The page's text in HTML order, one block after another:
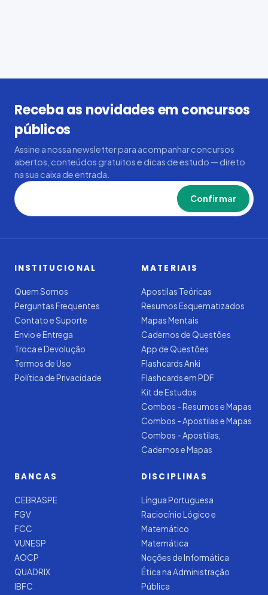
Receba as novidades em concursos
públicos
Assine a nossa newsletter para acompanhar concursos
abertos, conteúdos gratuitos e dicas de estudo — direto
na sua caixa de entrada.
Confirmar
INSTITUCIONAL
Quem Somos
Perguntas Frequentes
Contato e Suporte
Envio e Entrega
Troca e Devolução
Termos de Uso
Política de Privacidade
MATERIAIS
Apostilas Teóricas
Resumos Esquematizados
Mapas Mentais
Cadernos de Questões
App de Questões
Flashcards Anki
Flashcards em PDF
Kit de Estudos
Combos - Resumos e Mapas
Combos - Apostilas e Mapas
Combos - Apostilas,
Cadernos e Mapas
BANCAS
CEBRASPE
FGV
FCC
VUNESP
AOCP
QUADRIX
IBFC
DISCIPLINAS
Língua Portuguesa
Raciocínio Lógico e
Matemático
Matemática
Noções de Informática
Ética na Administração
Pública